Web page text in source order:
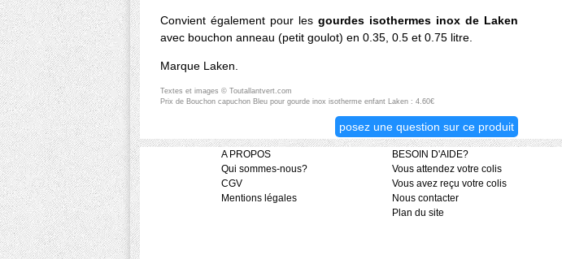
Convient également pour les gourdes isothermes inox de Laken
avec bouchon anneau (petit goulot) en 0.35, 0.5 et 0.75 litre.
Marque Laken.
Textes et images © Toutallantvert.com
Prix de Bouchon capuchon Bleu pour gourde inox isotherme enfant Laken : 4.60€
posez une question sur ce produit
A PROPOS
Qui sommes-nous?
CGV
Mentions légales
BESOIN D'AIDE?
Vous attendez votre colis
Vous avez reçu votre colis
Nous contacter
Plan du site